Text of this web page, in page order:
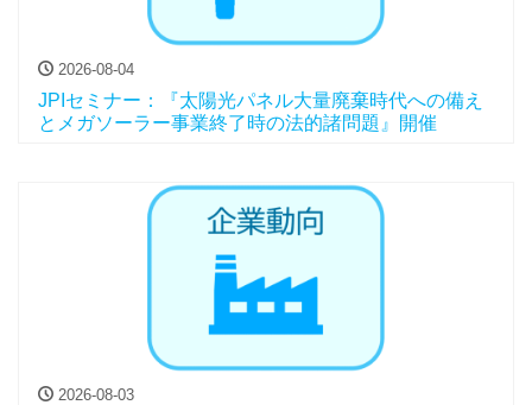
2026-08-04
JPIセミナー：『太陽光パネル大量廃棄時代への備え
とメガソーラー事業終了時の法的諸問題』開催
2026-08-03